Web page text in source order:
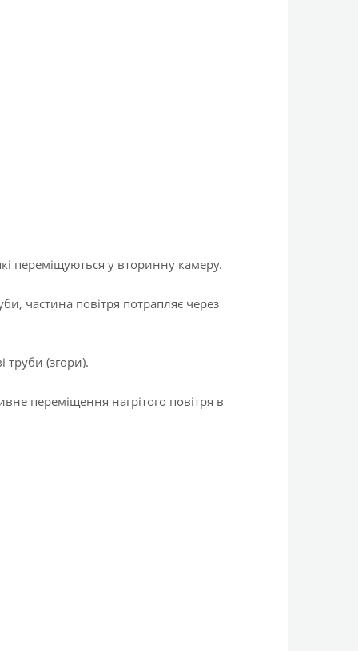
переміщуються у вторинну камеру.
частина повітря потрапляє через
труби (згори).
переміщення нагрітого повітря в